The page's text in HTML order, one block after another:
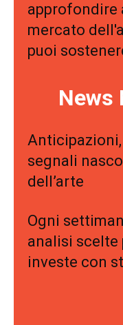
approfondire
mercato
puoi
News
segnali
dell’arte
Ogni
analisi scelte
investe con